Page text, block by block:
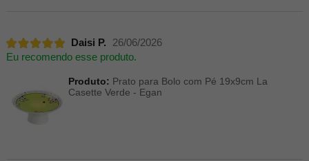
Daisi P.
26/06/2026
Eu recomendo esse produto.
Produto: Prato para Bolo com Pé 19x9cm La
Casette Verde - Egan